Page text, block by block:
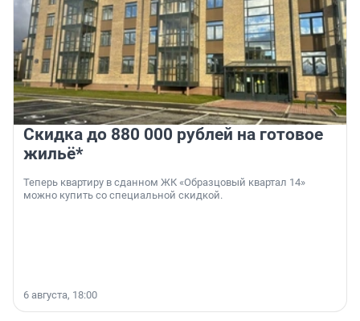
Скидка до 880 000 рублей на готовое
жильё*
Теперь квартиру в сданном ЖК «Образцовый квартал 14»
можно купить со специальной скидкой.
6 августа, 18:00